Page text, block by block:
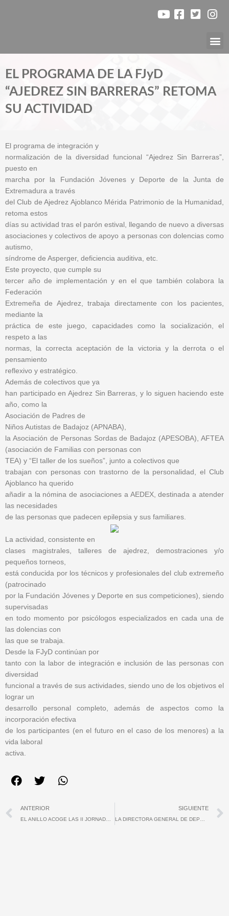
EL PROGRAMA DE LA FJyD
“AJEDREZ SIN BARRERAS” RETOMA
SU ACTIVIDAD
El programa de integración y
normalización de la diversidad funcional “Ajedrez Sin Barreras”,
puesto en
marcha por la Fundación Jóvenes y Deporte de la Junta de
Extremadura a través
del Club de Ajedrez Ajoblanco Mérida Patrimonio de la Humanidad,
retoma estos
días su actividad tras el parón estival, llegando de nuevo a diversas
asociaciones y colectivos de apoyo a personas con dolencias como
autismo,
síndrome de Asperger, deficiencia auditiva, etc.
Este proyecto, que cumple su
tercer año de implementación y en el que también colabora la
Federación
Extremeña de Ajedrez, trabaja directamente con los pacientes,
mediante la
práctica de este juego, capacidades como la socialización, el
respeto a las
normas, la correcta aceptación de la victoria y la derrota o el
pensamiento
reflexivo y estratégico.
Además de colectivos que ya
han participado en Ajedrez Sin Barreras, y lo siguen haciendo este
año, como la
Asociación de Padres de
Niños Autistas de Badajoz (APNABA),
la Asociación de Personas Sordas de Badajoz (APESOBA), AFTEA
(asociación de Familias con personas con
TEA) y “El taller de los sueños”, junto a colectivos que
trabajan con personas con trastorno de la personalidad, el Club
Ajoblanco ha querido
añadir a la nómina de asociaciones a AEDEX, destinada a atender
las necesidades
de las personas que padecen epilepsia y sus familiares.
La actividad, consistente en
clases magistrales, talleres de ajedrez, demostraciones y/o
pequeños torneos,
está conducida por los técnicos y profesionales del club extremeño
(patrocinado
por la Fundación Jóvenes y Deporte en sus competiciones), siendo
supervisadas
en todo momento por psicólogos especializados en cada una de
las dolencias con
las que se trabaja.
Desde la FJyD continúan por
tanto con la labor de integración e inclusión de las personas con
diversidad
funcional a través de sus actividades, siendo uno de los objetivos el
lograr un
desarrollo personal completo, además de aspectos como la
incorporación efectiva
de los participantes (en el futuro en el caso de los menores) a la
vida laboral
activa.
Ant
ANTERIOR SIGUIENTE